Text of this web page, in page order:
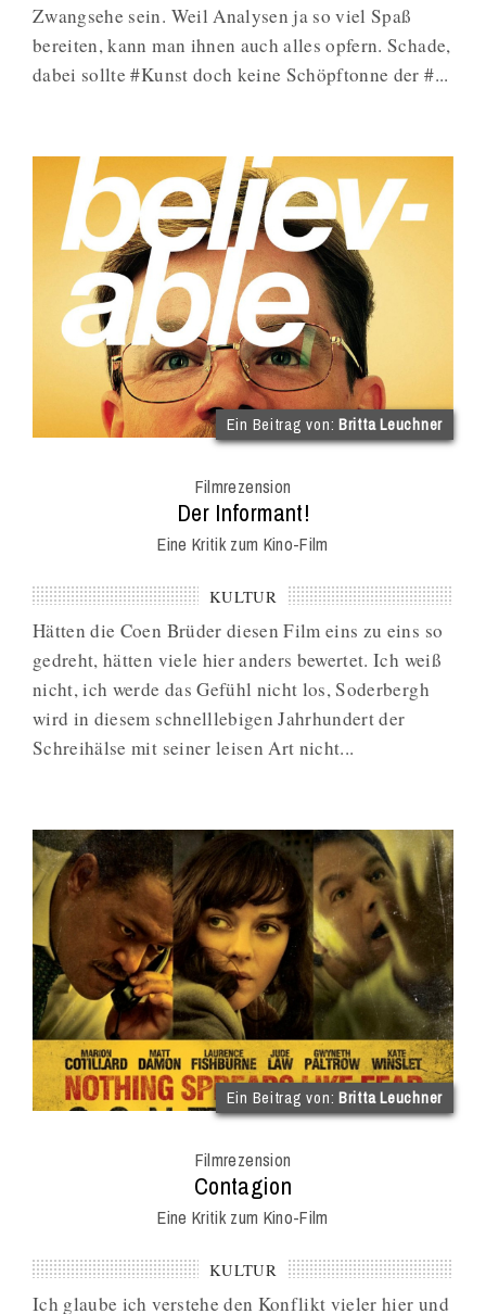
Zwangsehe sein. Weil Analysen ja so viel Spaß
bereiten, kann man ihnen auch alles opfern. Schade,
dabei sollte #Kunst doch keine Schöpftonne der #...
Ein Beitrag von:Britta Leuchner
Filmrezension
:
Der Informant!
Eine Kritik zum Kino-Film
KULTUR
Hätten die Coen Brüder diesen Film eins zu eins so
gedreht, hätten viele hier anders bewertet. Ich weiß
nicht, ich werde das Gefühl nicht los, Soderbergh
wird in diesem schnelllebigen Jahrhundert der
Schreihälse mit seiner leisen Art nicht...
Ein Beitrag von:Britta Leuchner
Filmrezension
:
Contagion
Eine Kritik zum Kino-Film
KULTUR
Ich glaube ich verstehe den Konflikt vieler hier und